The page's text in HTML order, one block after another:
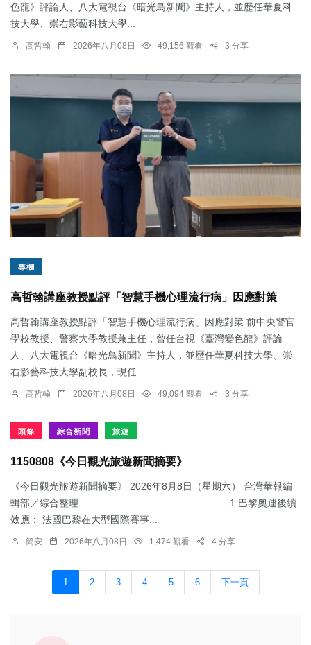
色龍》評論人、八大電視台《暗光鳥新聞》主持人，並歷任華夏科
技大學、崇右影藝科技大學...
高哲翰 2026年八月08日 49,156 觀看 3 分享
專欄
高哲翰講座教授點評「智慧手機心理流行病」因應對策
高哲翰講座教授點評「智慧手機心理流行病」因應對策 前中央警官
學校教授、警察大學教授兼主任，曾任台視《臺灣變色龍》評論
人、八大電視台《暗光鳥新聞》主持人，並歷任華夏科技大學、崇
右影藝科技大學副校長，現任...
高哲翰 2026年八月08日 49,094 觀看 3 分享
頭條 綜合新聞 旅遊
1150808《今日觀光旅遊新聞摘要》
《今日觀光旅遊新聞摘要》 2026年8月8日（星期六） 台灣華報編
輯部／綜合整理 ……………………………………… 1.​巴黎奧運後續
效應： 法國巴黎在大型國際賽事...
簡安 2026年八月08日 1,474 觀看 4 分享
1 2 3 4 5 6 下一頁